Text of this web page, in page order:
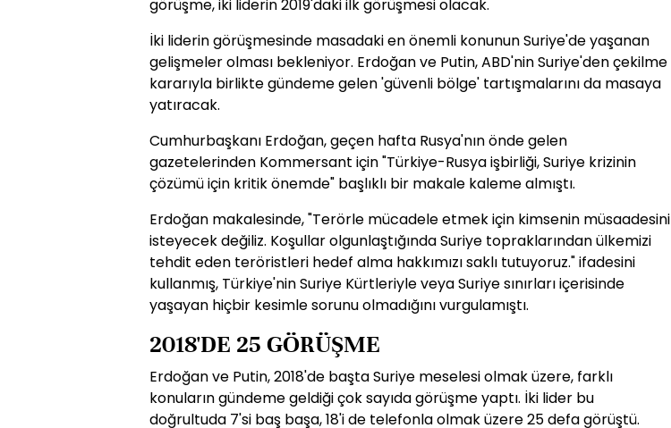
görüşme, iki liderin 2019'daki ilk görüşmesi olacak.
İki liderin görüşmesinde masadaki en önemli konunun Suriye'de yaşanan
gelişmeler olması bekleniyor. Erdoğan ve Putin, ABD'nin Suriye'den çekilme
kararıyla birlikte gündeme gelen 'güvenli bölge' tartışmalarını da masaya
yatıracak.
Cumhurbaşkanı Erdoğan, geçen hafta Rusya'nın önde gelen
gazetelerinden Kommersant için "Türkiye-Rusya işbirliği, Suriye krizinin
çözümü için kritik önemde" başlıklı bir makale kaleme almıştı.
Erdoğan makalesinde, "Terörle mücadele etmek için kimsenin müsaadesini
isteyecek değiliz. Koşullar olgunlaştığında Suriye topraklarından ülkemizi
tehdit eden teröristleri hedef alma hakkımızı saklı tutuyoruz." ifadesini
kullanmış, Türkiye'nin Suriye Kürtleriyle veya Suriye sınırları içerisinde
yaşayan hiçbir kesimle sorunu olmadığını vurgulamıştı.
2018'DE 25 GÖRÜŞME
Erdoğan ve Putin, 2018'de başta Suriye meselesi olmak üzere, farklı
konuların gündeme geldiği çok sayıda görüşme yaptı. İki lider bu
doğrultuda 7'si baş başa, 18'i de telefonla olmak üzere 25 defa görüştü.